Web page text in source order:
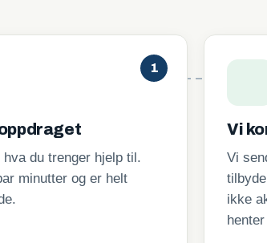
1
du trenger hjelp til.
minutter og er helt
Vi
Vi
ikke